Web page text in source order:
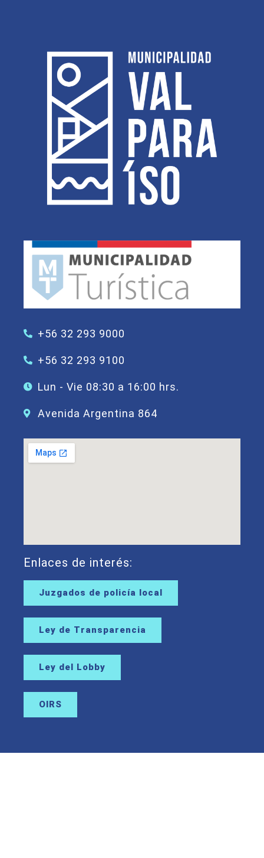
+56 32 293 9000
+56 32 293 9100
Lun - Vie 08:30 a 16:00 hrs.
Avenida Argentina 864
Enlaces de interés:
Juzgados de policía local
Ley de Transparencia
Ley del Lobby
OIRS